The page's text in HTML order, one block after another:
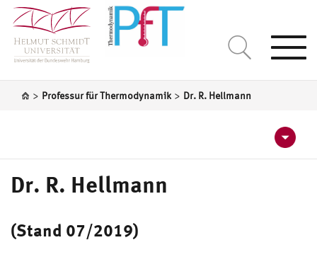
> Professur für Thermodynamik > Dr. R. Hellmann
Veröffentlichungen in Fachzeitschriften
Prof. K. Meier
Prof. K. Meier
Dissertationen
Dr. R. Hellmann
(Stand 07/2019)